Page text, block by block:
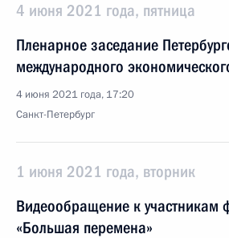
4 июня 2021 года, пятница
Пленарное заседание
международного
4 июня 2021 года, 17:20
Санкт-Петербург
1 июня 2021 года, вторник
Видеообращение к участникам
«Большая перемена»